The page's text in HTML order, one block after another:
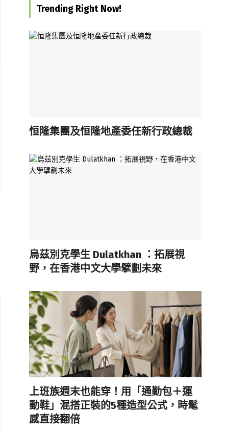
Trending Right Now!
恒隆集團及恒隆地產委任新行政總裁
烏茲別克學生 Dulatkhan ：拓展視
野，在香港中文大學擘劃未來
上班族週末也能穿！用「通勤包＋運
動鞋」混搭正裝的5種造型公式，時髦
感直接翻倍